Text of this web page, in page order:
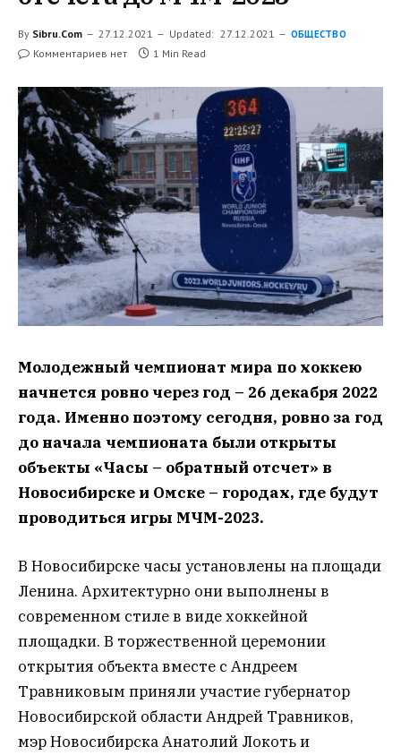
By Sibru.Com 27.12.2021 Updated: 27.12.2021 ОБЩЕСТВО
Комментариев нет 1 Min Read
Молодежный чемпионат мира по хоккею
начнется ровно через год – 26 декабря 2022
года. Именно поэтому сегодня, ровно за год
до начала чемпионата были открыты
объекты «Часы – обратный отсчет» в
Новосибирске и Омске – городах, где будут
проводиться игры МЧМ-2023.
В Новосибирске часы установлены на площади
Ленина. Архитектурно они выполнены в
современном стиле в виде хоккейной
площадки. В торжественной церемонии
открытия объекта вместе с Андреем
Травниковым приняли участие губернатор
Новосибирской области Андрей Травников,
мэр Новосибирска Анатолий Локоть и